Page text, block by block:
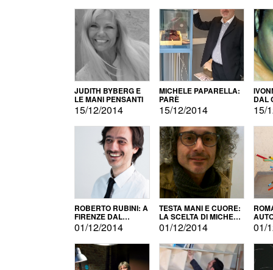
JUDITH BYBERG E
LE MANI PENSANTI
15/12/2014
MICHELE PAPARELLA:
PARÈ
15/12/2014
DAL
15/
ROBERTO RUBINI: A
FIRENZE DAL
PRODOTTO ALLA
PROMOZIONE
01/12/2014
TESTA MANI E CUORE:
LA SCELTA DI MICHELE
BARBERIO
01/12/2014 01/